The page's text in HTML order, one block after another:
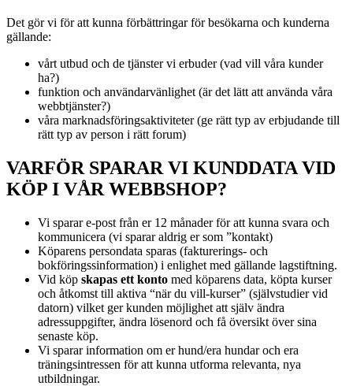
Det gör vi för att kunna förbättringar för besökarna och kunderna
gällande:
vårt utbud och de tjänster vi erbuder (vad vill våra kunder
ha?)
funktion och användarvänlighet (är det lätt att använda våra
webbtjänster?)
våra marknadsföringsaktiviteter (ge rätt typ av erbjudande till
rätt typ av person i rätt forum)
VARFÖR SPARAR VI KUNDDATA VID
KÖP I VÅR WEBBSHOP?
Vi sparar e-post från er 12 månader för att kunna svara och
kommunicera (vi sparar aldrig er som ”kontakt)
Köparens persondata sparas (fakturerings- och
bokföringssinformation) i enlighet med gällande lagstiftning.
Vid köp skapas ett konto med köparens data, köpta kurser
och åtkomst till aktiva “när du vill-kurser” (självstudier vid
datorn) vilket ger kunden möjlighet att själv ändra
adressuppgifter, ändra lösenord och få översikt över sina
senaste köp.
Vi sparar information om er hund/era hundar och era
träningsintressen för att kunna utforma relevanta, nya
utbildningar.